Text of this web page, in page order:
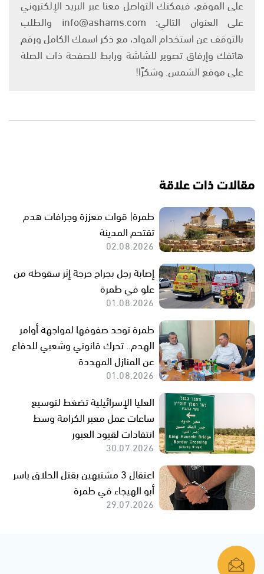
على الموقع، فيمكنك التواصل معنا عبر البريد الإلكتروني
على العنوان التالي: info@ashams.com والطلب
بالتوقف عن استخدام المواد، مع ذكر اسمك الكامل ورقم
هاتفك وإرفاق تصوير للشاشة ورابط للصفحة ذات الصلة
على موقع الشمس. وشكرًا!
مقالات ذات علاقة
طمرة| قوات معززة وجرافات هدم
تقتحم المدينة
02.08.2026
إصابة رجل بجراح حرجة إثر سقوطه من
علو في طمرة
01.08.2026
طمرة توحد صفوفها لمواجهة أوامر
الهدم.. تحرك قانوني وشعبي للدفاع
عن المنازل المهددة
01.08.2026
العليا الإسرائيلية تضغط لتوسيع
ساعات عمل معبر الكرامة وسط
انتقادات لقيود العبور
30.07.2026
اعتقال 3 مشتبهين بقتل الحلاق ياسر
أبو الهيجاء في طمرة
29.07.2026